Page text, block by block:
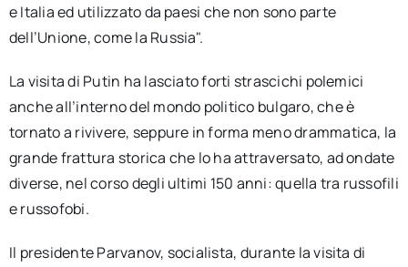
e Italia ed utilizzato da paesi che non sono parte
dell’Unione, come la Russia".
La visita di Putin ha lasciato forti strascichi polemici
anche all’interno del mondo politico bulgaro, che è
tornato a rivivere, seppure in forma meno drammatica, la
grande frattura storica che lo ha attraversato, ad ondate
diverse, nel corso degli ultimi 150 anni: quella tra russofili
e russofobi.
Il presidente Parvanov, socialista, durante la visita di